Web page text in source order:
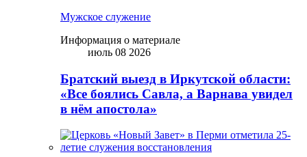
Мужское служение
Информация о материале
июль 08 2026
Братский выезд в Иркутской области:
«Все боялись Савла, а Варнава увидел
в нём апостола»